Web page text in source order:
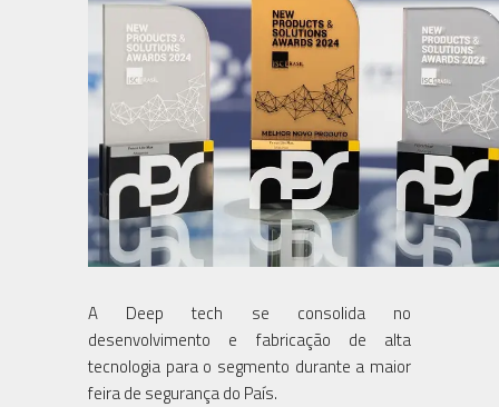
A Deep tech se consolida no
desenvolvimento e fabricação de alta
tecnologia para o segmento durante a maior
feira de segurança do País.